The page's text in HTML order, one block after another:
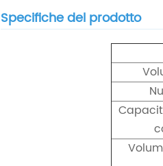
Specifiche del prodotto